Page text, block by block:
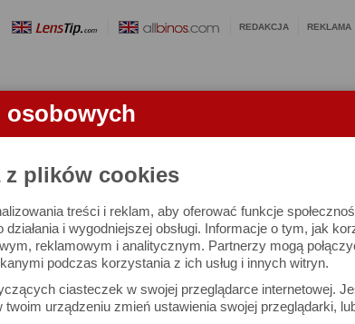
osobowych
z plików cookies
treści i reklam, aby oferować funkcje
działania i wygodniejszej obsługi. Informacje o tym, jak
reklamowym i analitycznym. Partnerzy mogą
podczas korzystania z ich usług i innych witryn.
ciasteczek w swojej przeglądarce internetowej.
urządzeniu zmień ustawienia swojej przeglądarki,
REDAKCJA REKLAMA
LORNETKI
lornetek i 1581 ocen.
Możesz też zrobić
własne porównanie
Cię parametry